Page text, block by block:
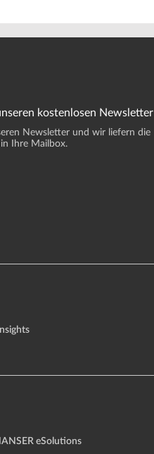
kostenlosen Newsletter
Newsletter und wir liefern die
Ihre Mailbox.
eSolutions